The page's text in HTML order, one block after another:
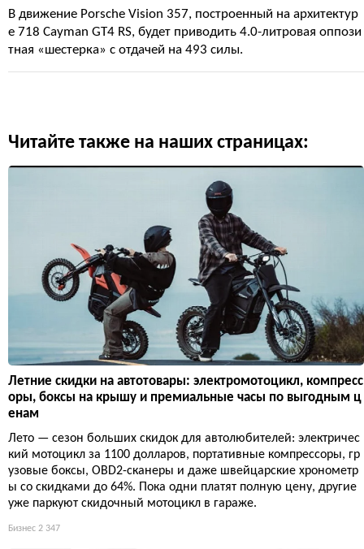
В движение Porsche Vision 357, построенный на архитектур
е 718 Cayman GT4 RS, будет приводить 4.0-литровая оппози
тная «шестерка» с отдачей на 493 силы.
Читайте также на наших страницах:
Летние скидки на автотовары: электромотоцикл, компресс
оры, боксы на крышу и премиальные часы по выгодным ц
енам
Лето — сезон больших скидок для автолюбителей: электричес
кий мотоцикл за 1100 долларов, портативные компрессоры, гр
узовые боксы, OBD2-сканеры и даже швейцарские хронометр
ы со скидками до 64%. Пока одни платят полную цену, другие
уже паркуют скидочный мотоцикл в гараже.
Бизнес 2 347